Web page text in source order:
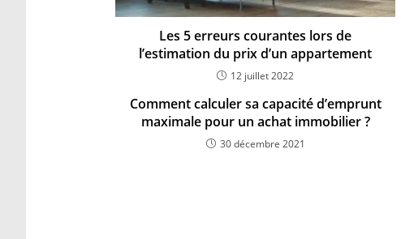
Les 5 erreurs courantes lors de
l’estimation du prix d’un appartement
12 juillet 2022
Comment calculer sa capacité d’emprunt
maximale pour un achat immobilier ?
30 décembre 2021